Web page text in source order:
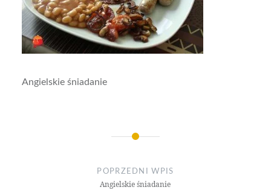
Angielskie śniadanie
POPRZEDNI WPIS
Angielskie śniadanie